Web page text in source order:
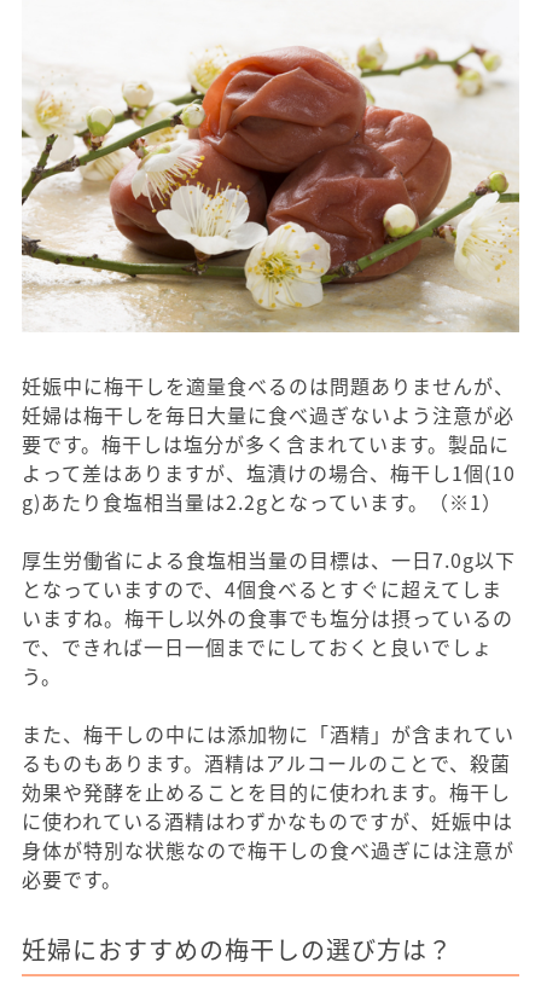
妊娠中に梅干しを適量食べるのは問題ありませんが、
妊婦は梅干しを毎日大量に食べ過ぎないよう注意が必
要です。梅干しは塩分が多く含まれています。製品に
よって差はありますが、塩漬けの場合、梅干し1個(10
g)あたり食塩相当量は2.2gとなっています。（※1）
厚生労働省による食塩相当量の目標は、一日7.0g以下
となっていますので、4個食べるとすぐに超えてしま
いますね。梅干し以外の食事でも塩分は摂っているの
で、できれば一日一個までにしておくと良いでしょ
う。
また、梅干しの中には添加物に「酒精」が含まれてい
るものもあります。酒精はアルコールのことで、殺菌
効果や発酵を止めることを目的に使われます。梅干し
に使われている酒精はわずかなものですが、妊娠中は
身体が特別な状態なので梅干しの食べ過ぎには注意が
必要です。
妊婦におすすめの梅干しの選び方は？